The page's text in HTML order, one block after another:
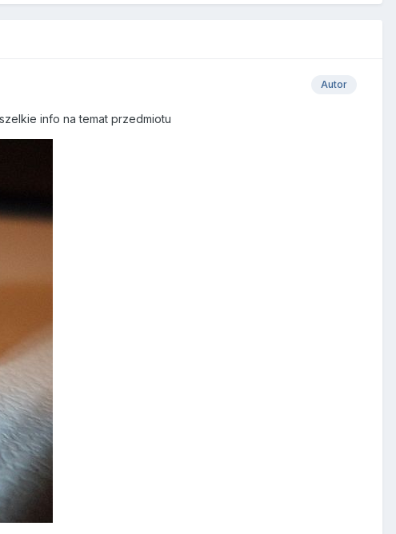
Autor
info na temat przedmiotu